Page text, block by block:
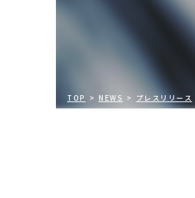
TOP NEWS プレスリリース